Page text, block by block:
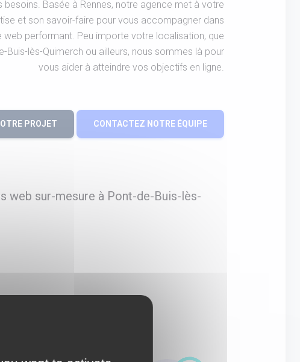
besoins. Basée à Rennes, notre agence met à votre
et son savoir-faire pour vous accompagner dans
web performant. Peu importe votre localisation, que
Buis-lès-Quimerch ou ailleurs, nous sommes là pour
vous aider à atteindre vos objectifs en ligne.
PROJET CONTACTEZ NOTRE ÉQUIPE
web sur-mesure à Pont-de-Buis-lès-